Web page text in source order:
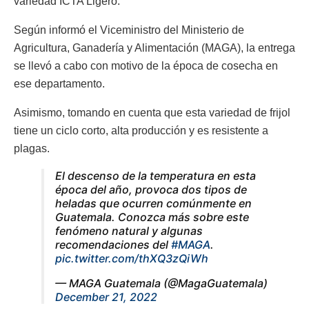
Según informó el Viceministro del Ministerio de
Agricultura, Ganadería y Alimentación (MAGA), la entrega
se llevó a cabo con motivo de la época de cosecha en
ese departamento.
Asimismo, tomando en cuenta que esta variedad de frijol
tiene un ciclo corto, alta producción y es resistente a
plagas.
El descenso de la temperatura en esta
época del año, provoca dos tipos de
heladas que ocurren comúnmente en
Guatemala. Conozca más sobre este
fenómeno natural y algunas
recomendaciones del #MAGA.
pic.twitter.com/thXQ3zQiWh
— MAGA Guatemala (@MagaGuatemala)
December 21, 2022